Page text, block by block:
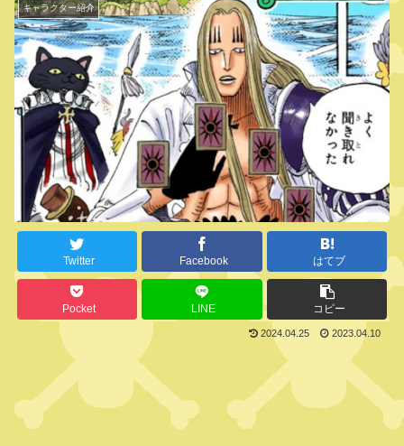
キャラクター紹介
Twitter Facebook はてブ
Pocket LINE コピー
2024.04.25 2023.04.10